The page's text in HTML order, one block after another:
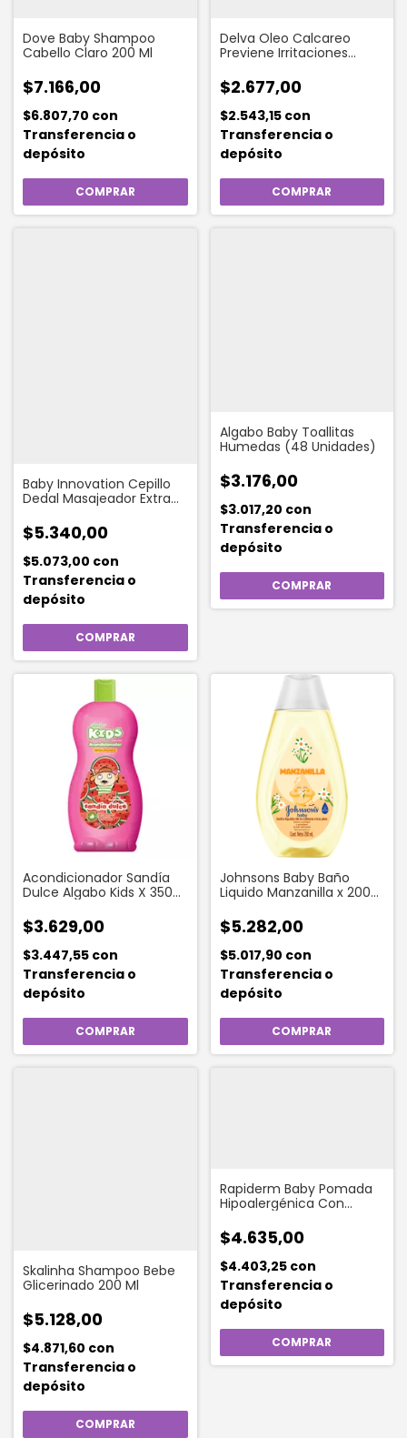
Dove Baby Shampoo
Cabello Claro 200 Ml
$7.166,00
$6.807,70 con
Transferencia o
depósito
Delva Oleo Calcareo
Previene Irritaciones
$2.677,00
$2.543,15 con
Transferencia o
depósito
Baby Innovation Cepillo
Dedal Masajeador Extra
$5.340,00
$5.073,00 con
Transferencia o
depósito
Algabo Baby Toallitas
Humedas (48 Unidades)
$3.176,00
$3.017,20 con
Transferencia o
depósito
Acondicionador Sandía
Dulce Algabo Kids X 350
$3.629,00
$3.447,55 con
Transferencia o
depósito
Johnsons Baby Baño
Liquido Manzanilla x 200
$5.282,00
$5.017,90 con
Transferencia o
depósito
Skalinha Shampoo Bebe
Glicerinado 200 Ml
$5.128,00
$4.871,60 con
Transferencia o
depósito
Rapiderm Baby Pomada
Hipoalergénica Con
$4.635,00
$4.403,25 con
Transferencia o
depósito